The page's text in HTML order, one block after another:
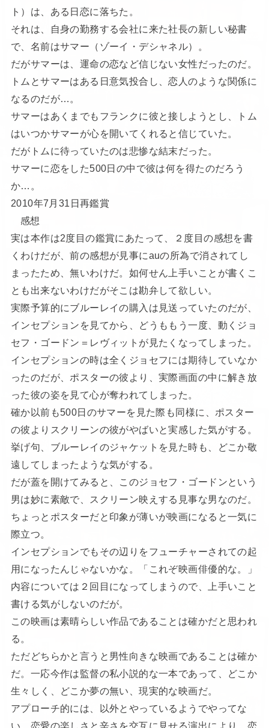
ト）は、ある日恋に落ちた。
それは、自身の勤務する会社に来た社長の新しい秘書
で、名前はサマー（ゾーイ・デシャネル）。
だがサマーは、運命の恋など信じない女性だったのだ。
トムとサマーはある日意気投合し、恋人のような関係に
なるのだが…。
サマーはあくまでもフランクに彼と接しようとし、トム
はいつかサマーが心を開いてくれると信じていた。
だがトムに待っていたのは悲惨な結末だった。
サマーに恋をした500日の中で彼は何を得たのだろう
か…。
2010年7月31日再鑑賞
感想
実は本作は2度目の鑑賞にあたって、２度目の感想を書
くわけだが、前の感想が見事にauの所為で消されてし
まったため、無いわけだ。如何せん上手いことが書くこ
とも出来ないわけだがそこは勘弁して欲しい。
実際予算的にブルーレイの購入は見送っていたのだが、
インセプションを見てから、どうももう一度、動くジョ
セフ・ゴードン＝レヴィットが見たくなってしまった。
インセプションの時は全くジョセフには期待していなか
ったのだが、ポスターの彼より、実際画面の中に解き放
った彼の姿を見て心が奪われてしまった。
確か以前も500日のサマーを見た際も同様に、ポスター
の彼よりスクリーンの彼がやばいと実感した気がする。
挙げ句、ブルーレイのジャケットを見た時も、どこか敬
遠してしまったような気がする。
だが蓋を開けてみると、このジョセフ・ゴードンという
男は妙に素敵で、スクリーン映えする見事な男なのだ。
ちょっとポスターだと印象が薄いが映画になると一気に
際立つ。
インセプションでもその辺りをフューチャーされての起
用になったんじゃないかな。「これぞ映画俳優的な。」
内容については２回目になってしまうので、上手いこと
書ける気がしないのだが。
この映画は素晴らしい作品であることは確かだと思われ
る。
ただどちらかと言うと男性向きな映画であることは確か
だ。一応今作は監督の私小説的な一本であって、どこか
生々しく、どこか夢の無い、現実的な映画だ。
アプローチ的には、以外とやっているようでやってな
い、恋愛の楽しさと辛さを交互に見せる演出により、恋